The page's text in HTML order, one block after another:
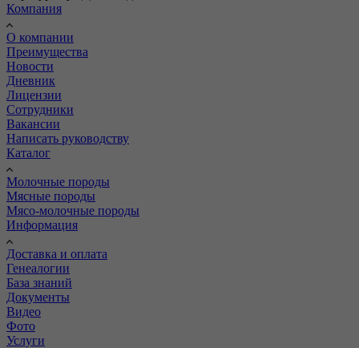
Компания
О компании
Преимущества
Новости
Дневник
Лицензии
Сотрудники
Вакансии
Написать руководству
Каталог
Молочные породы
Мясные породы
Мясо-молочные породы
Информация
Доставка и оплата
Генеалогии
База знаний
Документы
Видео
Фото
Услуги